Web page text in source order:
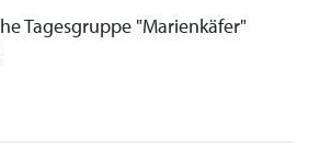
Tagesgruppe "Marienkäfer"